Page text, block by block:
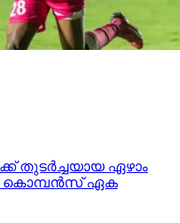
തുടര്‍ച്ചയായ ഏഴാം
കൊമ്പന്‍സ് ഏക